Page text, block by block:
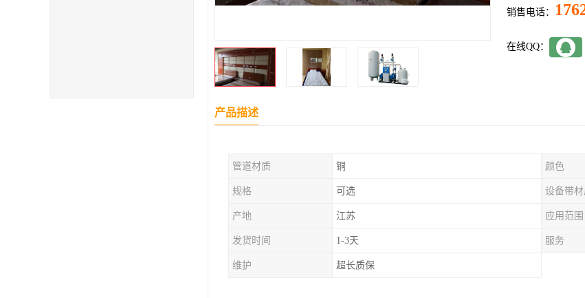
销售电话：
在线QQ：
产品描述
管道材质 铜 颜色
规格 可选 设备带
产地 江苏 应用范围
发货时间 1-3天 服务
维护 超长质保